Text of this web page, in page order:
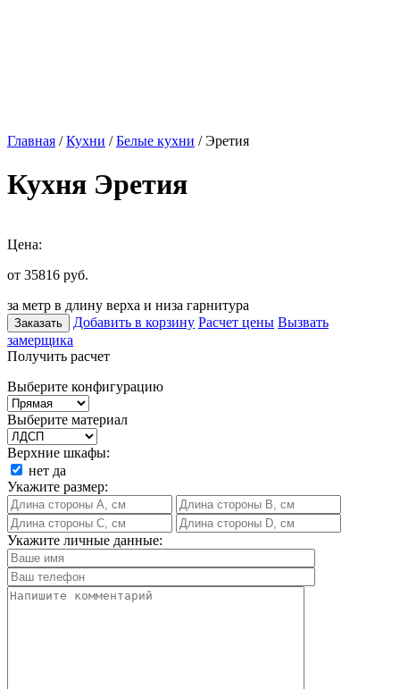
Главная /Кухни /Белые кухни / Эретия
Кухня Эретия
Цена:
от 35816 руб.
за метр в длину верха и низа гарнитура
Заказать Добавить в корзину Расчет цены Вызвать
замерщика
Получить расчет
Выберите конфигурацию
Выберите материал
Верхние шкафы:
нет да
Укажите размер:
Укажите личные данные: